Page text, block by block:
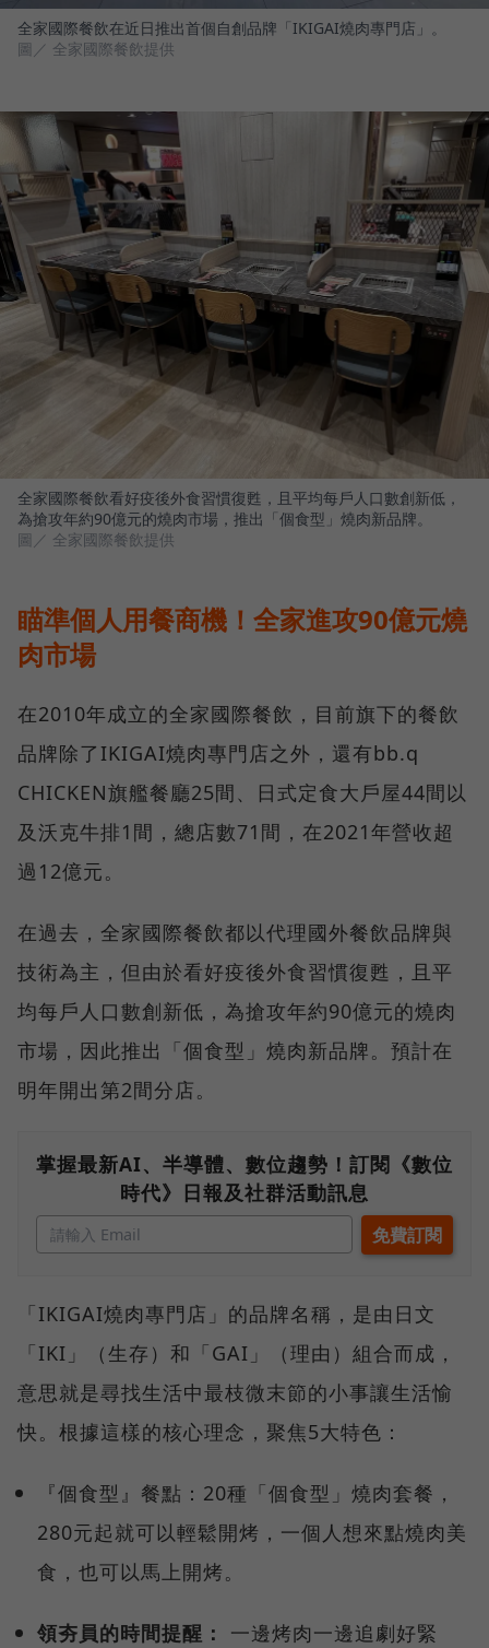
全家國際餐飲在近日推出首個自創品牌「IKIGAI燒肉專門店」。
圖／ 全家國際餐飲提供
全家國際餐飲看好疫後外食習慣復甦，且平均每戶人口數創新低，
為搶攻年約90億元的燒肉市場，推出「個食型」燒肉新品牌。
圖／ 全家國際餐飲提供
瞄準個人用餐商機！全家進攻90億元燒
肉市場
在2010年成立的全家國際餐飲，目前旗下的餐飲
品牌除了IKIGAI燒肉專門店之外，還有bb.q
CHICKEN旗艦餐廳25間、日式定食大戶屋44間以
及沃克牛排1間，總店數71間，在2021年營收超
過12億元。
在過去，全家國際餐飲都以代理國外餐飲品牌與
技術為主，但由於看好疫後外食習慣復甦，且平
均每戶人口數創新低，為搶攻年約90億元的燒肉
市場，因此推出「個食型」燒肉新品牌。預計在
明年開出第2間分店。
掌握最新AI、半導體、數位趨勢！訂閱《數位
時代》日報及社群活動訊息
「IKIGAI燒肉專門店」的品牌名稱，是由日文
「IKI」（生存）和「GAI」（理由）組合而成，
意思就是尋找生活中最枝微末節的小事讓生活愉
快。根據這樣的核心理念，聚焦5大特色：
『個食型』餐點：20種「個食型」燒肉套餐，
280元起就可以輕鬆開烤，一個人想來點燒肉美
食，也可以馬上開烤。
領夯員的時間提醒：
一邊烤肉一邊追劇好緊